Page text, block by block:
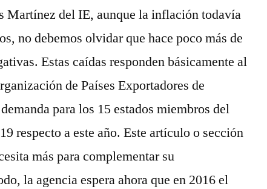
Martínez del IE, aunque la inflación todavía
no debemos olvidar que hace poco más de
Estas caídas responden básicamente al
de Países Exportadores de
para los 15 estados miembros del
respecto a este año. Este artículo o sección
más para complementar su
la agencia espera ahora que en 2016 el